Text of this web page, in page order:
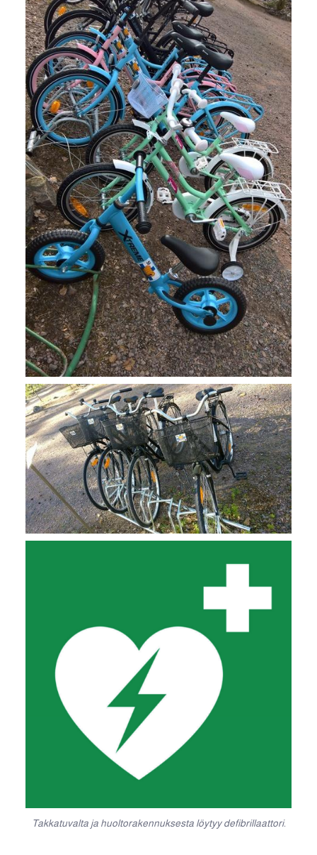
Takkatuvalta ja huoltorakennuksesta löytyy defibrillaattori.